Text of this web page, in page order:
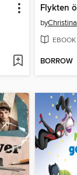
Flykten
by
EBOOK
BORROW